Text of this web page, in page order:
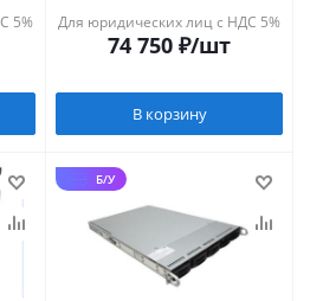
5% Для юридических лиц с НДС 5%
74 750 ₽/шт
В корзину
Б/У